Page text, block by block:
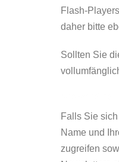
Flash-
daher bitte
Sollten Sie
Falls Sie
Name und
zugreifen